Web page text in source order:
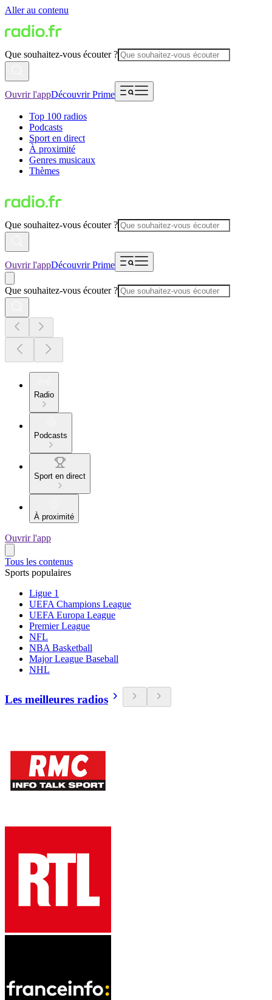
Aller au contenu
Que souhaitez-vous écouter ?
Ouvrir l'appDécouvrir Prime
Top 100 radios
Podcasts
Sport en direct
À proximité
Genres musicaux
Thèmes
Que souhaitez-vous écouter ?
Ouvrir l'appDécouvrir Prime
Que souhaitez-vous écouter ?
Radio
Podcasts
Sport en direct
À proximité
Ouvrir l'app
Tous les contenus
Sports populaires
Ligue 1
UEFA Champions League
UEFA Europa League
Premier League
NFL
NBA Basketball
Major League Baseball
NHL
Les meilleures radios